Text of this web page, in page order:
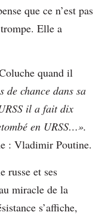
que ce n’est pas
Elle a
quand il
de chance dans sa
il a fait dix
en URSS…».
: Vladimir Poutine.
russe et ses
miracle de la
s’affiche,